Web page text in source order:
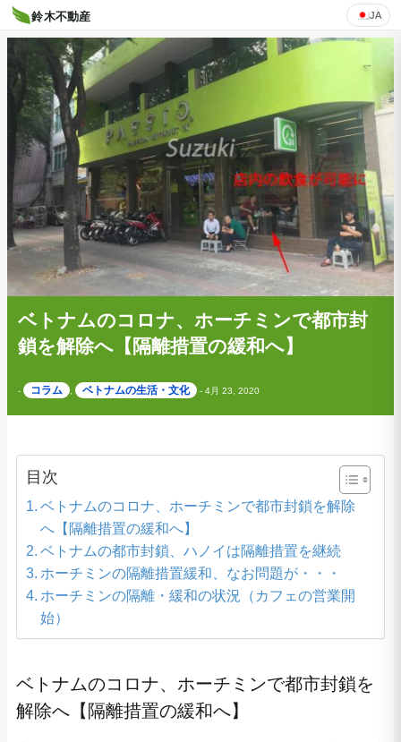
ベトナムのコロナ、ホーチミンで都市封
鎖を解除へ【隔離措置の緩和へ】
- コラム ベトナムの生活・文化 - 4月 23, 2020
目次
ベトナムのコロナ、ホーチミンで都市封鎖を解除
へ【隔離措置の緩和へ】
ベトナムの都市封鎖、ハノイは隔離措置を継続
ホーチミンの隔離措置緩和、なお問題が・・・
ホーチミンの隔離・緩和の状況（カフェの営業開
始）
ベトナムのコロナ、ホーチミンで都市封鎖を
解除へ【隔離措置の緩和へ】
鈴木不動産 JA